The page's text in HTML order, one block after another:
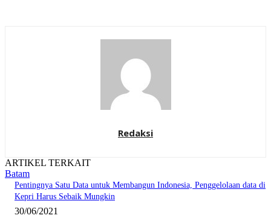
Redaksi
ARTIKEL TERKAIT
Batam
Pentingnya Satu Data untuk Membangun Indonesia, Penggelolaan data di
Kepri Harus Sebaik Mungkin
30/06/2021